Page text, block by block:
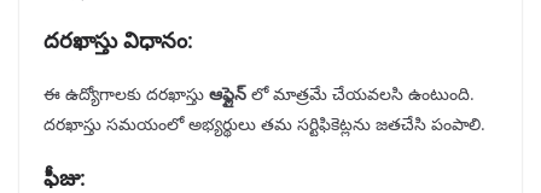
దరఖాస్తు విధానం:
ఈ ఉద్యోగాలకు దరఖాస్తు ఆఫ్లైన్ లో మాత్రమే చేయవలసి ఉంటుంది.
దరఖాస్తు సమయంలో అభ్యర్థులు తమ సర్టిఫికెట్లను జతచేసి పంపాలి.
ఫీజు: